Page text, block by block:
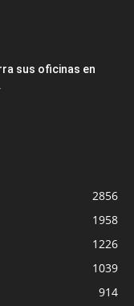
sus oficinas en
2856
1958
1226
1039
914